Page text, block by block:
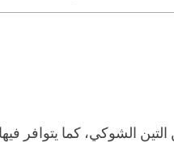
الشوكي، كما يتوافر